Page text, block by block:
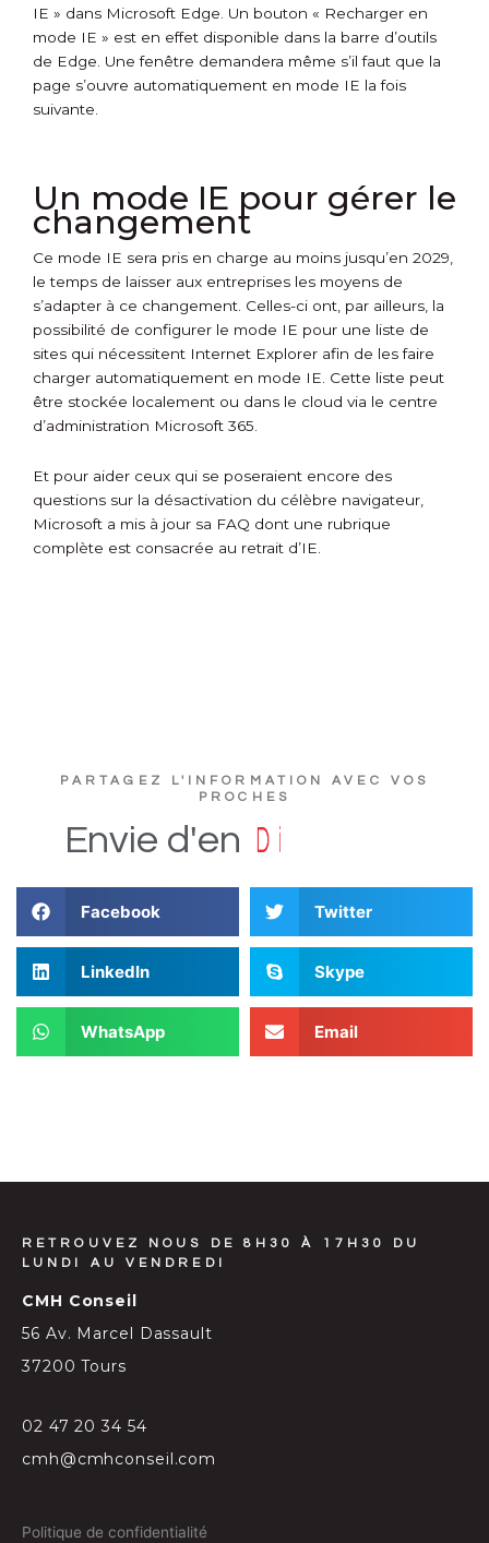
IE » dans Microsoft Edge. Un bouton « Recharger en
mode IE » est en effet disponible dans la barre d’outils
de Edge. Une fenêtre demandera même s’il faut que la
page s’ouvre automatiquement en mode IE la fois
suivante.
Un mode IE pour gérer le
changement
Ce mode IE sera pris en charge au moins jusqu’en 2029,
le temps de laisser aux entreprises les moyens de
s’adapter à ce changement. Celles-ci ont, par ailleurs, la
possibilité de configurer le mode IE pour une liste de
sites qui nécessitent Internet Explorer afin de les faire
charger automatiquement en mode IE. Cette liste peut
être stockée localement ou dans le cloud via le centre
d’administration Microsoft 365.
Et pour aider ceux qui se poseraient encore des
questions sur la désactivation du célèbre navigateur,
Microsoft a mis à jour sa FAQ dont une rubrique
complète est consacrée au retrait d’IE.
PARTAGEZ L'INFORMATION AVEC VOS
PROCHES
Envie d'en D i
Facebook Twitter
LinkedIn Skype
WhatsApp Email
RETROUVEZ NOUS DE 8H30 À 17H30 DU
LUNDI AU VENDREDI
CMH Conseil
56 Av. Marcel Dassault
37200 Tours
02 47 20 34 54
cmh@cmhconseil.com
Politique de confidentialité